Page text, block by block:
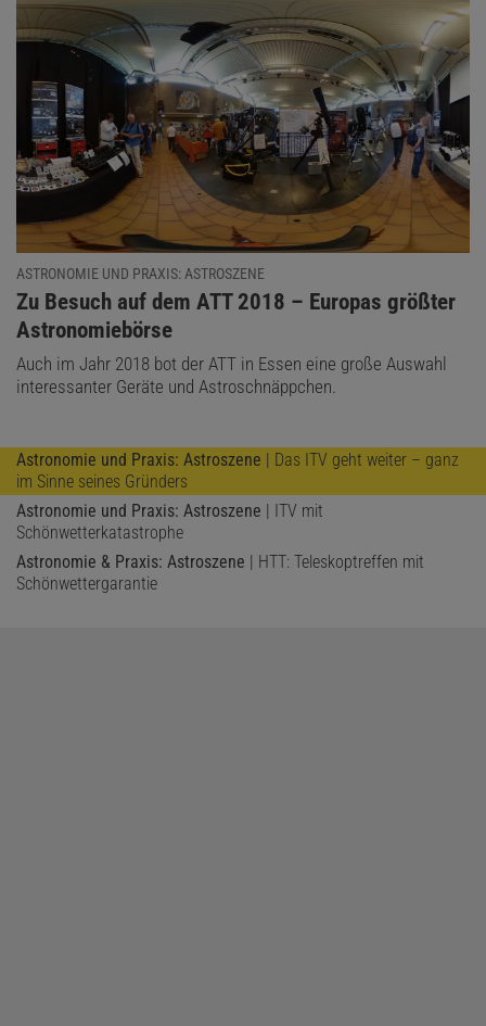
ASTRONOMIE UND PRAXIS: ASTROSZENE
:
Zu Besuch auf dem ATT 2018 – Europas größter
Astronomiebörse
Auch im Jahr 2018 bot der ATT in Essen eine große Auswahl
interessanter Geräte und Astroschnäppchen.
Astronomie und Praxis: Astroszene | Das ITV geht weiter – ganz
im Sinne seines Gründers
Astronomie und Praxis: Astroszene | ITV mit
Schönwetterkatastrophe
Astronomie & Praxis: Astroszene | HTT: Teleskoptreffen mit
Schönwettergarantie